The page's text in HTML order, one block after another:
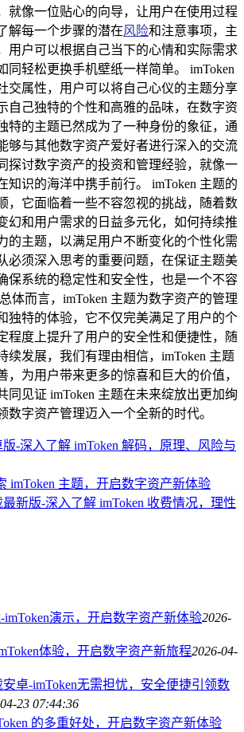
就像一位贴心的向导，让用户在使用过程
解每一个步骤的潜在风险和注意事项，主
用户可以根据自己当下的心情和实际需求
同轻松更换手机壁纸一样简单。 imToken
交属性，用户可以将自己心仪的主题分享
自己独特的个性和高雅的品味，在数字资
特的主题已然成为了一种身份的象征，通
够与其他数字资产爱好者进行深入的交流
探讨数字资产的投资和管理经验，就像一
知识的海洋中携手前行。 imToken 主题的
，它面临着一些不容忽视的挑战，随着数
幻和用户需求的日益多元化，如何持续推
的主题，以满足用户不断变化的个性化需
必须深入思考的重要问题，在保证主题美
保系统的稳定性和安全性，也是一个不容
体而言，imToken 主题为数字资产的管理
独特的体验，它不仅完美满足了用户的个
程度上提升了用户的安全性和便捷性，随
续发展，我们有理由相信，imToken 主题
，为用户带来更多的惊喜和巨大的价值，
同见证 imToken 主题在未来绽放出更加绚
数字资产管理迈入一个全新的时代。
版-深入了解 imToken 解码，原理、风险与
imToken 主题，开启数字资产新体验
最新版-深入了解 imToken 收费情况，理性
演示，开启数字资产新体验2026-
体验，开启数字资产新旅程2026-04-
安卓-imToken无需担忧，安全便捷引领数
23 07:44:36
的多重好处，开启数字资产新体验